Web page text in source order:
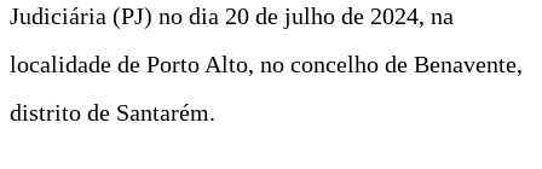
Judiciária (PJ) no dia 20 de julho de 2024, na
localidade de Porto Alto, no concelho de Benavente,
distrito de Santarém.